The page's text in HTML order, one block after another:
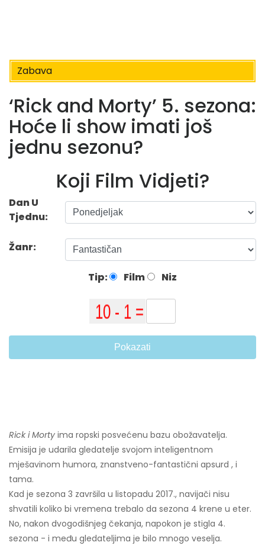
Zabava
‘Rick and Morty’ 5. sezona:
Hoće li show imati još
jednu sezonu?
Koji Film Vidjeti?
Dan U
Tjednu:
Žanr:
Tip: Film Niz
Pokazati
Rick i Morty ima ropski posvećenu bazu obožavatelja.
Emisija je udarila gledatelje svojom inteligentnom
mješavinom humora, znanstveno-fantastični apsurd , i
tama.
Kad je sezona 3 završila u listopadu 2017., navijači nisu
shvatili koliko bi vremena trebalo da sezona 4 krene u eter.
No, nakon dvogodišnjeg čekanja, napokon je stigla 4.
sezona - i među gledateljima je bilo mnogo veselja.